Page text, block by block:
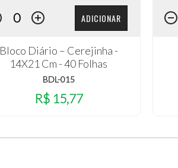
ADICIONAR
Bloco Diário – Cerejinha -
14X21 Cm - 40 Folhas
BDL-015
R$ 15,77